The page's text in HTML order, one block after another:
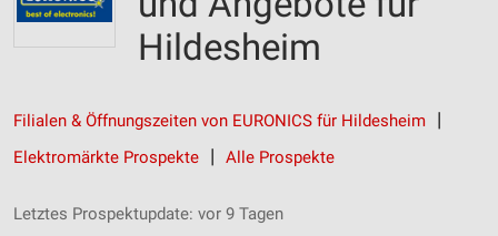
Hildesheim
Filialen & Öffnungszeiten von EURONICS für Hildesheim
Elektromärkte Prospekte
Alle Prospekte
Letztes Prospektupdate: vor 9 Tagen